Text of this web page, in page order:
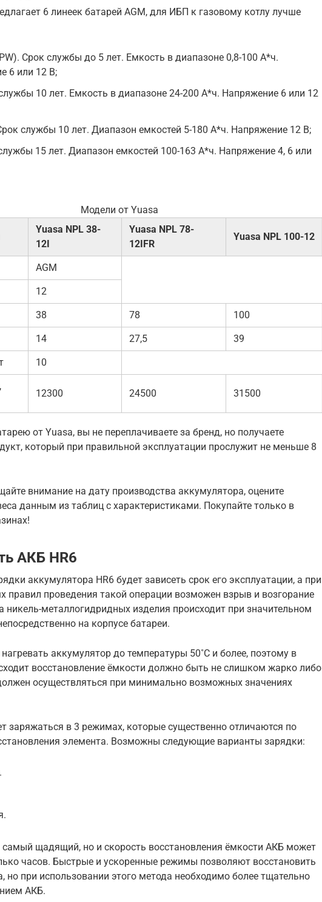
6 линеек батарей AGM, для ИБП к газовому котлу лучше
Срок службы до 5 лет. Емкость в диапазоне 0,8-100 А*ч.
6 или 12 В;
10 лет. Емкость в диапазоне 24-200 А*ч. Напряжение 6 или 12
службы 10 лет. Диапазон емкостей 5-180 А*ч. Напряжение 12 В;
15 лет. Диапазон емкостей 100-163 А*ч. Напряжение 4, 6 или
Модели от Yuasa
Yuasa NPL 38-
12I
Yuasa NPL 78-
12IFR
Yuasa NPL 100-12
AGM
12
38 78 100
14 27,5 39
10
12300 24500 31500
от Yuasa, вы не переплачиваете за бренд, но получаете
который при правильной эксплуатации прослужит не меньше 8
внимание на дату производства аккумулятора, оцените
данным из таблиц с характеристиками. Покупайте только в
АКБ HR6
аккумулятора HR6 будет зависеть срок его эксплуатации, а при
правил проведения такой операции возможен взрыв и возгорание
никель-металлогидридных изделия происходит при значительном
на корпусе батареи.
аккумулятор до температуры 50˚C и более, поэтому в
восстановление ёмкости должно быть не слишком жарко либо
осуществляться при минимально возможных значениях
заряжаться в 3 режимах, которые существенно отличаются по
элемента. Возможны следующие варианты зарядки:
щадящий, но и скорость восстановления ёмкости АКБ может
часов. Быстрые и ускоренные режимы позволяют восстановить
но при использовании этого метода необходимо более тщательно
АКБ.